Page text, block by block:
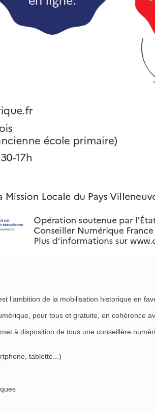
l’ambition de la mobilisation historique en
pour tous et gratuite, en cohérence
à disposition de tous une conseillère
tablette...)